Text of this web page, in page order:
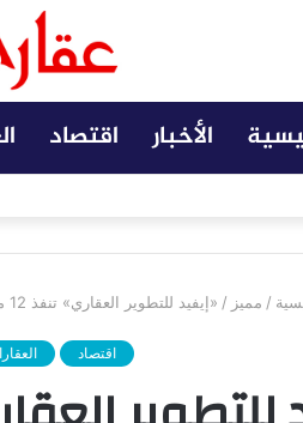
الأخبار اقتصاد
مضافة تعزز نجاح المشروعات
/ مميز / «إيفيد للتطوير العقاري» تنفذ 12 مشروع بالحزام الاخضر وتطلق 3 مشروعات جديدة
اقتصاد